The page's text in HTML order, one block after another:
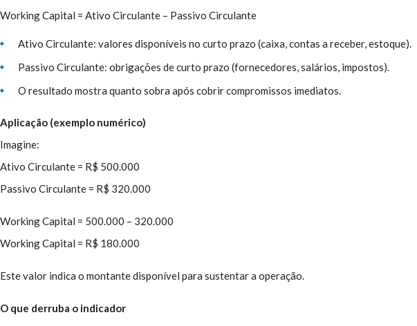
Working Capital = Ativo Circulante – Passivo Circulante
Ativo Circulante: valores disponíveis no curto prazo (caixa, contas a receber, estoque).
Passivo Circulante: obrigações de curto prazo (fornecedores, salários, impostos).
O resultado mostra quanto sobra após cobrir compromissos imediatos.
Aplicação (exemplo numérico)
Imagine:
Ativo Circulante = R$ 500.000
Passivo Circulante = R$ 320.000
Working Capital = 500.000 – 320.000
Working Capital = R$ 180.000
Este valor indica o montante disponível para sustentar a operação.
O que derruba o indicador